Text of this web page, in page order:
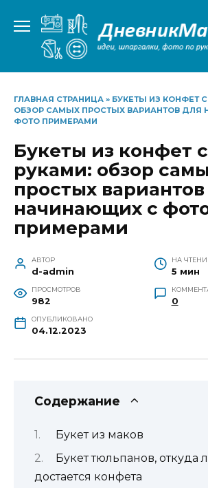
содержанию
ГЛАВНАЯ СТРАНИЦА » БУКЕТЫ ИЗ КОНФЕТ
ОБЗОР САМЫХ ПРОСТЫХ ВАРИАНТОВ
ФОТО ПРИМЕРАМИ
Букеты из конфет
руками: обзор
простых
начинающих с
примерами
АВТОР
d-admin
НА
5 мин
ПРОСМОТРОВ
982 0
ОПУБЛИКОВАНО
04.12.2023
Содержание
Букет из маков
Букет тюльпанов, откуда
достается конфета